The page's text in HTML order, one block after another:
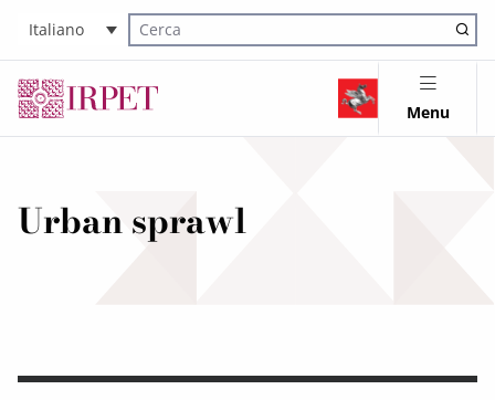
Italiano
Cerca nel sito
Menu
Urban sprawl